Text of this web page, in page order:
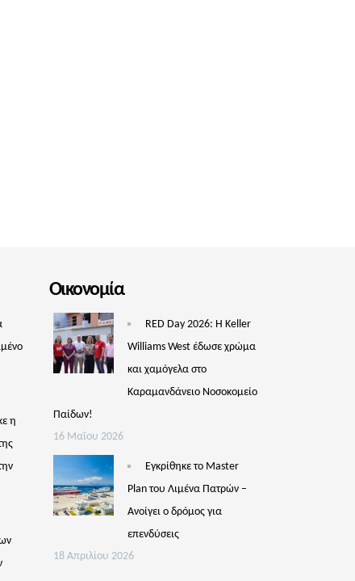
η
Οικονομία
RED Day 2026: Η Keller
Williams West έδωσε χρώμα
και χαμόγελα στο
Καραμανδάνειο Νοσοκομείο
Παίδων!
16 Μαΐου 2026
Εγκρίθηκε το Master
Plan του Λιμένα Πατρών –
Aνοίγει ο δρόμος για
επενδύσεις
18 Απριλίου 2026